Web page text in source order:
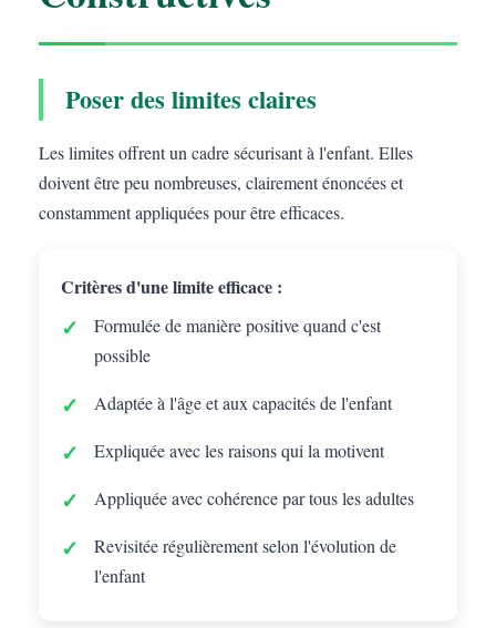
Poser des limites claires
Les limites offrent un cadre sécurisant à l'enfant. Elles
doivent être peu nombreuses, clairement énoncées et
constamment appliquées pour être efficaces.
Critères d'une limite efficace :
Formulée de manière positive quand c'est
possible
Adaptée à l'âge et aux capacités de l'enfant
Expliquée avec les raisons qui la motivent
Appliquée avec cohérence par tous les adultes
Revisitée régulièrement selon l'évolution de
l'enfant